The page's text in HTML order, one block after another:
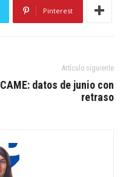
Pinterest
Artículo siguiente
CAME: datos de junio con
retraso